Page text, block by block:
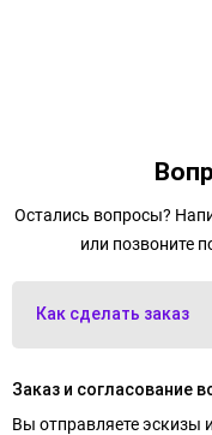
Остались вопросы?
или позвоните
Как сделать заказ
Заказ и согласование
Вы отправляете эскизы